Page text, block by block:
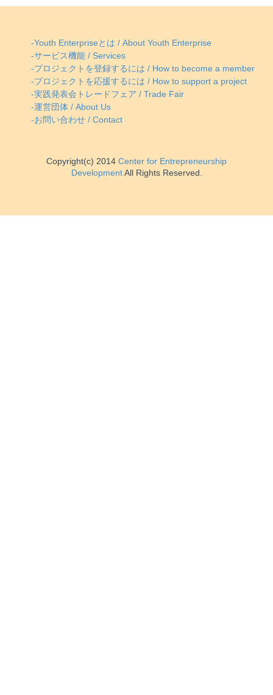
-Youth Enterpriseとは / About Youth Enterprise
-サービス機能 / Services
-プロジェクトを登録するには / How to become a member
-プロジェクトを応援するには / How to support a project
-実践発表会トレードフェア / Trade Fair
-運営団体 / About Us
-お問い合わせ / Contact
Copyright(c) 2014 Center for Entrepreneurship
DevelopmentAll Rights Reserved.